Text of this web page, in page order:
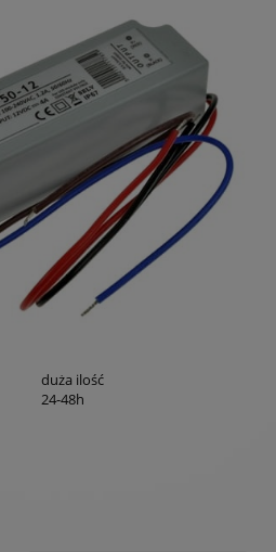
duża ilość
24-48h